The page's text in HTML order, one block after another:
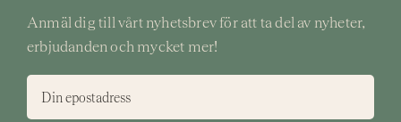
Anmäl dig till vårt nyhetsbrev för att ta del av nyheter,
erbjudanden och mycket mer!